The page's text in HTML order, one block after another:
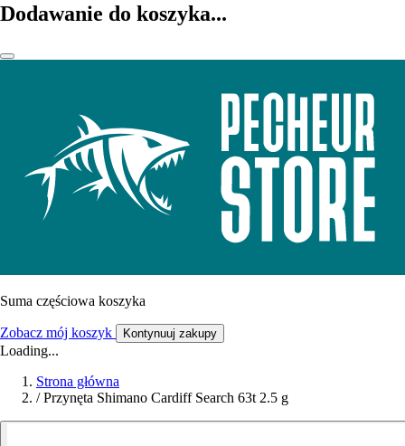
Dodawanie do koszyka...
Suma częściowa koszyka
Zobacz mój koszyk Kontynuuj zakupy
Loading...
Strona główna
/ Przynęta Shimano Cardiff Search 63t 2.5 g